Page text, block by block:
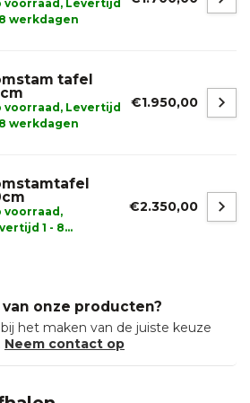
voorraad, Levertijd
8 werkdagen
tafel
voorraad, Levertijd
8 werkdagen
€1.950,00
voorraad,
1 - 8
€2.350,00
onze producten?
het maken van de juiste keuze
Neem contact op